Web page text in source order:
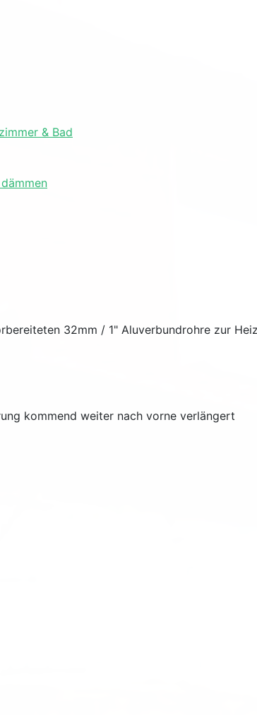
& Bad
32mm / 1" Aluverbundrohre zur
kommend weiter nach vorne verlängert